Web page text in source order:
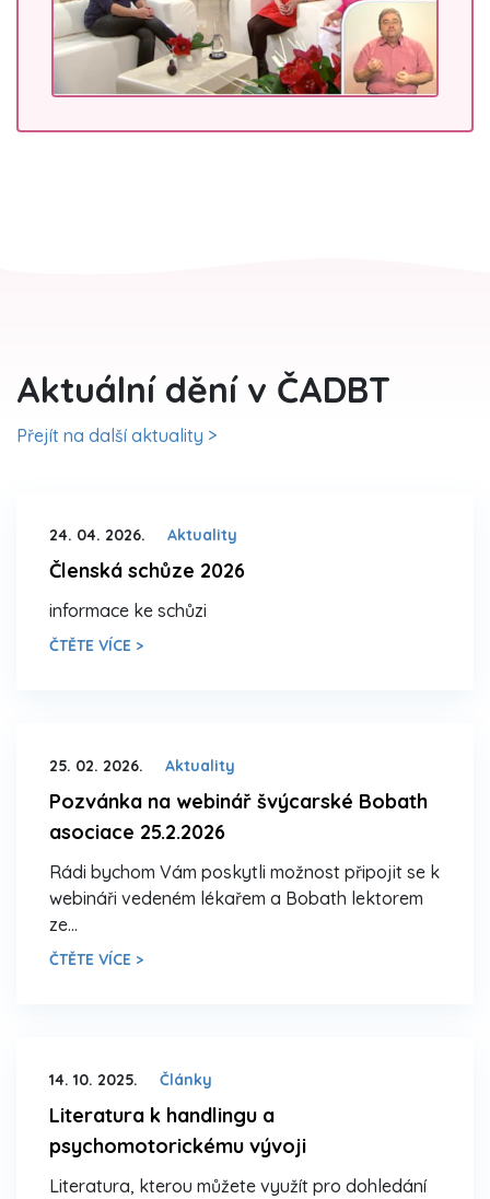
Aktuální dění v ČADBT
Přejít na další aktuality >
24. 04. 2026. Aktuality
Členská schůze 2026
informace ke schůzi
ČTĚTE VÍCE >
25. 02. 2026. Aktuality
Pozvánka na webinář švýcarské Bobath
asociace 25.2.2026
Rádi bychom Vám poskytli možnost připojit se k
webináři vedeném lékařem a Bobath lektorem
ze…
ČTĚTE VÍCE >
14. 10. 2025. Články
Literatura k handlingu a
psychomotorickému vývoji
Literatura, kterou můžete využít pro dohledání